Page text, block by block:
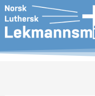
Hopp
rett
til
innholdet